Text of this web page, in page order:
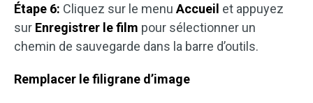
Étape 6: Cliquez sur le menu Accueil et appuyez
sur Enregistrer le film pour sélectionner un
chemin de sauvegarde dans la barre d’outils.
Remplacer le filigrane d’image